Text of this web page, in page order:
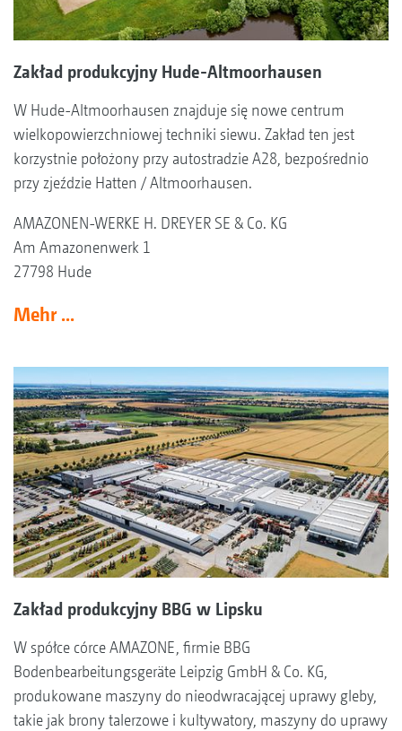
Zakład produkcyjny Hude-Altmoorhausen
W Hude-Altmoorhausen znajduje się nowe centrum
wielkopowierzchniowej techniki siewu. Zakład ten jest
korzystnie położony przy autostradzie A28, bezpośrednio
przy zjeździe Hatten / Altmoorhausen.
AMAZONEN-WERKE H. DREYER SE & Co. KG
Am Amazonenwerk 1
27798 Hude
Mehr ...
Zakład produkcyjny BBG w Lipsku
W spółce córce AMAZONE, firmie BBG
Bodenbearbeitungsgeräte Leipzig GmbH & Co. KG,
produkowane maszyny do nieodwracającej uprawy gleby,
takie jak brony talerzowe i kultywatory, maszyny do uprawy